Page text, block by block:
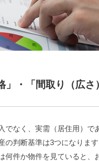
」・「間取り（広さ
でなく、実需（居住用）で
の判断基準は3つになります
何件か物件を見ていると、